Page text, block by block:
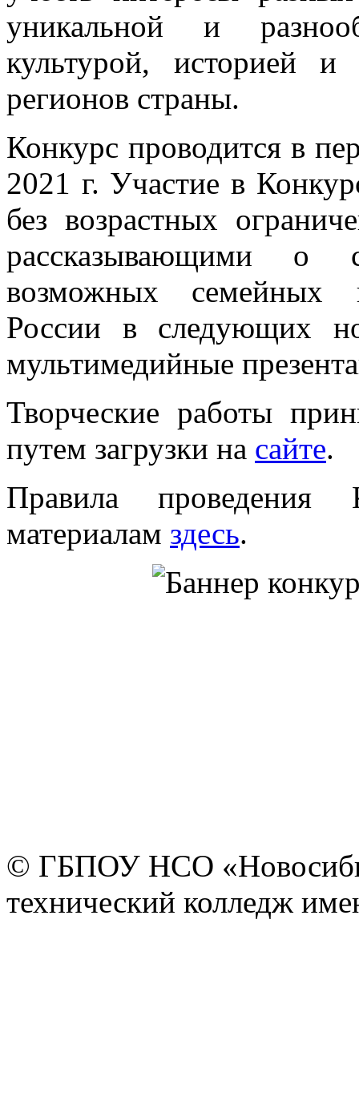
уникальной и
культурой, историей
регионов страны.
Конкурс проводится в
2021 г. Участие в
без возрастных
рассказывающими о
возможных семейных
России в следующих
мультимедийные
Творческие работы
путем загрузки на сайте.
Правила
материалам здесь.
© ГБПОУ НСО
технический колледж